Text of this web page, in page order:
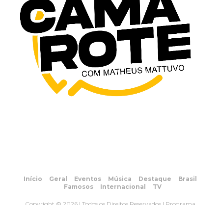
Início Geral Eventos Música Destaque
Brasil
Famosos
Internacional TV